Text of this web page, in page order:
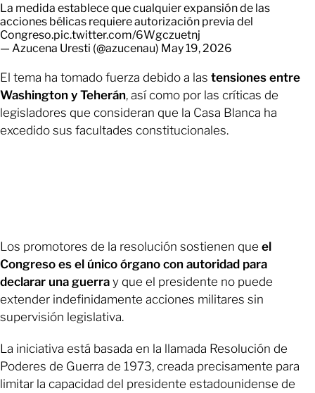
La medida establece que cualquier expansión de las
acciones bélicas requiere autorización previa del
Congreso.pic.twitter.com/6Wgczuetnj
— Azucena Uresti (@azucenau) May 19, 2026
El tema ha tomado fuerza debido a las tensiones entre
Washington y Teherán, así como por las críticas de
legisladores que consideran que la Casa Blanca ha
excedido sus facultades constitucionales.
Los promotores de la resolución sostienen que el
Congreso es el único órgano con autoridad para
declarar una guerra y que el presidente no puede
extender indefinidamente acciones militares sin
supervisión legislativa.
La iniciativa está basada en la llamada Resolución de
Poderes de Guerra de 1973, creada precisamente para
limitar la capacidad del presidente estadounidense de